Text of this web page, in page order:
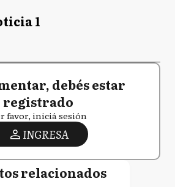
1
debés estar
registrado
favor, iniciá sesión
INGRESA
relacionados